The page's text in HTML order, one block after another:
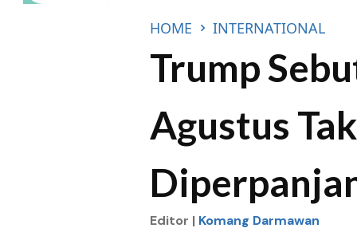
HOME INTERNATIONAL
Trump
Agustus
Editor | Komang Darmawan